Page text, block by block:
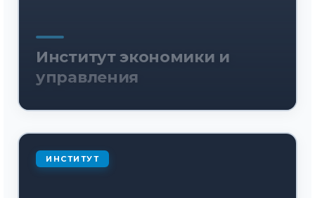
Институт экономики и
управления
ИНСТИТУТ